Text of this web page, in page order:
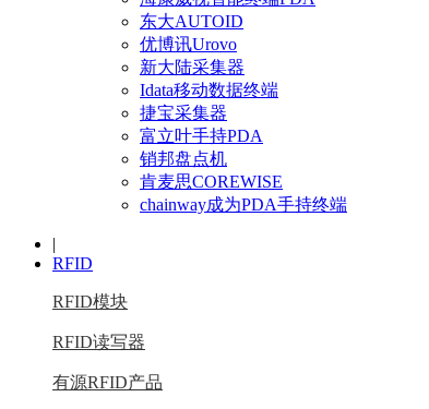
东大AUTOID
优博讯Urovo
新大陆采集器
Idata移动数据终端
捷宝采集器
富立叶手持PDA
销邦盘点机
肯麦思COREWISE
chainway成为PDA手持终端
|
RFID
RFID模块
RFID读写器
有源RFID产品